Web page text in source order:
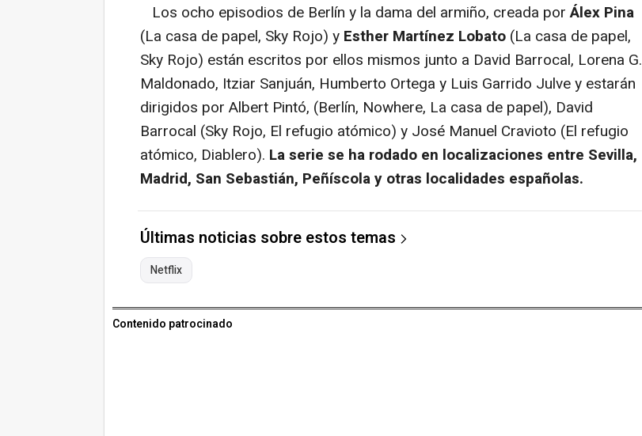
Los ocho episodios de Berlín y la dama del armiño, creada porÁlex Pina
(La casa de papel, Sky Rojo) y Esther Martínez Lobato (La casa de papel,
Sky Rojo) están escritos por ellos mismos junto a David Barrocal, Lorena G.
Maldonado, Itziar Sanjuán, Humberto Ortega y Luis Garrido Julve y estarán
dirigidos por Albert Pintó, (Berlín, Nowhere, La casa de papel), David
Barrocal (Sky Rojo, El refugio atómico) y José Manuel Cravioto (El refugio
atómico, Diablero). La serie se ha rodado en localizaciones entre Sevilla,
Madrid, San Sebastián, Peñíscola y otras localidades españolas.
Últimas noticias sobre estos temas
Netflix
Contenido patrocinado